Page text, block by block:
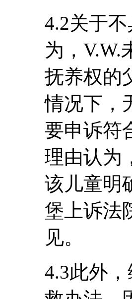
4.2关于
为，V.W.
抚养权的
情况下，
要申诉符
理由认为
该儿童明
堡上诉法
见。
4.3此外